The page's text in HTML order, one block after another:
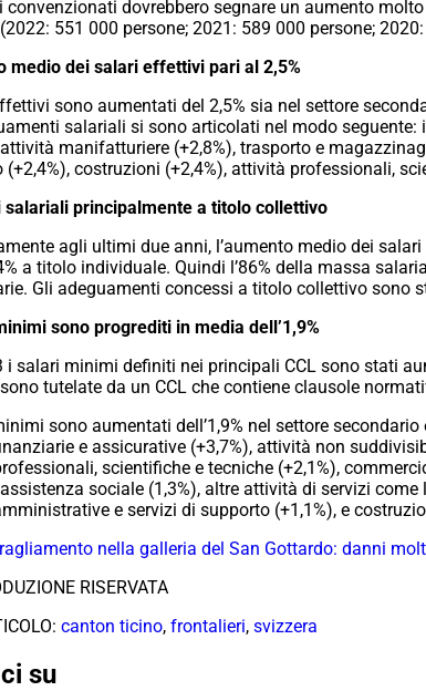
convenzionati dovrebbero segnare un aumento
551 000 persone; 2021: 589 000 persone;
medio dei salari effettivi pari al 2,5%
sono aumentati del 2,5% sia nel settore
salariali si sono articolati nel modo
attività manifatturiere (+2,8%), trasporto e
(+2,4%), costruzioni (+2,4%), attività professionali,
salariali principalmente a titolo collettivo
agli ultimi due anni, l’aumento medio dei
a titolo individuale. Quindi l’86% della massa
Gli adeguamenti concessi a titolo collettivo sono
sono progrediti in media dell’1,9%
i salari minimi definiti nei principali CCL sono stati
tutelate da un CCL che contiene clausole
sono aumentati dell’1,9% nel settore
e assicurative (+3,7%), attività non
scientifiche e tecniche (+2,1%),
sociale (1,3%), altre attività di servizi
e servizi di supporto (+1,1%), e
nella galleria del San Gottardo: danni
RISERVATA
canton ticino, frontalieri, svizzera
su